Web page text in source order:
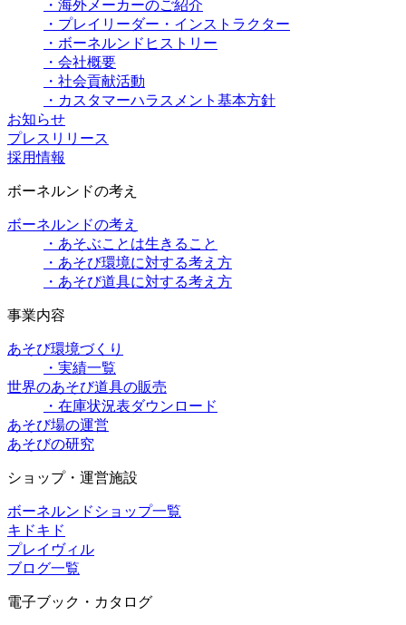
・海外メーカーのご紹介
・プレイリーダー・インストラクター
・ボーネルンドヒストリー
・会社概要
・社会貢献活動
・カスタマーハラスメント基本方針
お知らせ
プレスリリース
採用情報
ボーネルンドの考え
ボーネルンドの考え
・あそぶことは生きること
・あそび環境に対する考え方
・あそび道具に対する考え方
事業内容
あそび環境づくり
・実績一覧
世界のあそび道具の販売
・在庫状況表ダウンロード
あそび場の運営
あそびの研究
ショップ・運営施設
ボーネルンドショップ一覧
キドキド
プレイヴィル
ブログ一覧
電子ブック・カタログ